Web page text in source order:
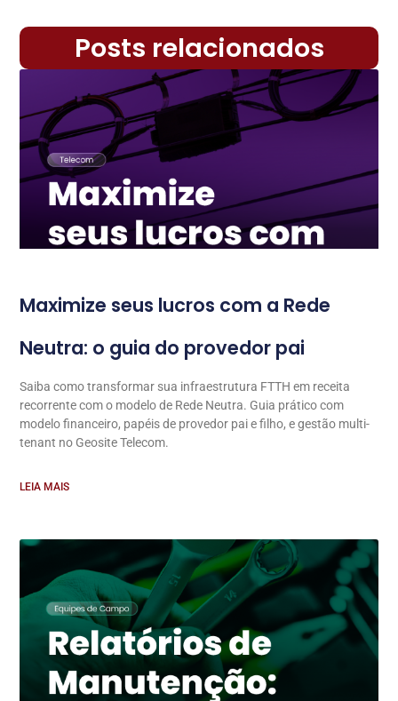
Posts relacionados
Maximize seus lucros com a Rede
Neutra: o guia do provedor pai
Saiba como transformar sua infraestrutura FTTH em receita
recorrente com o modelo de Rede Neutra. Guia prático com
modelo financeiro, papéis de provedor pai e filho, e gestão multi-
tenant no Geosite Telecom.
LEIA MAIS